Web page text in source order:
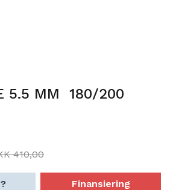
5.5 MM 180/200
410,00
Finansiering